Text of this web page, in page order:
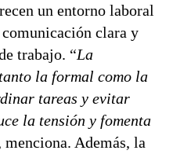
un entorno laboral
clara y
trabajo. “La
la formal como la
tareas y evitar
la tensión y fomenta
menciona. Además, la